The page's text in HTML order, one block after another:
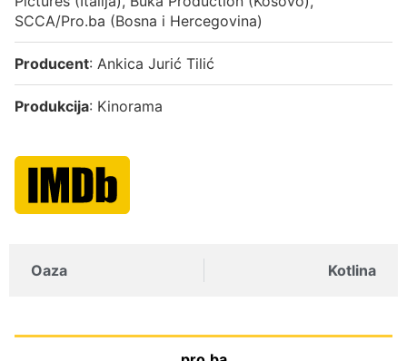
SCCA/Pro.ba (Bosna i Hercegovina)
Producent: Ankica Jurić Tilić
Produkcija: Kinorama
Oaza Kotlina